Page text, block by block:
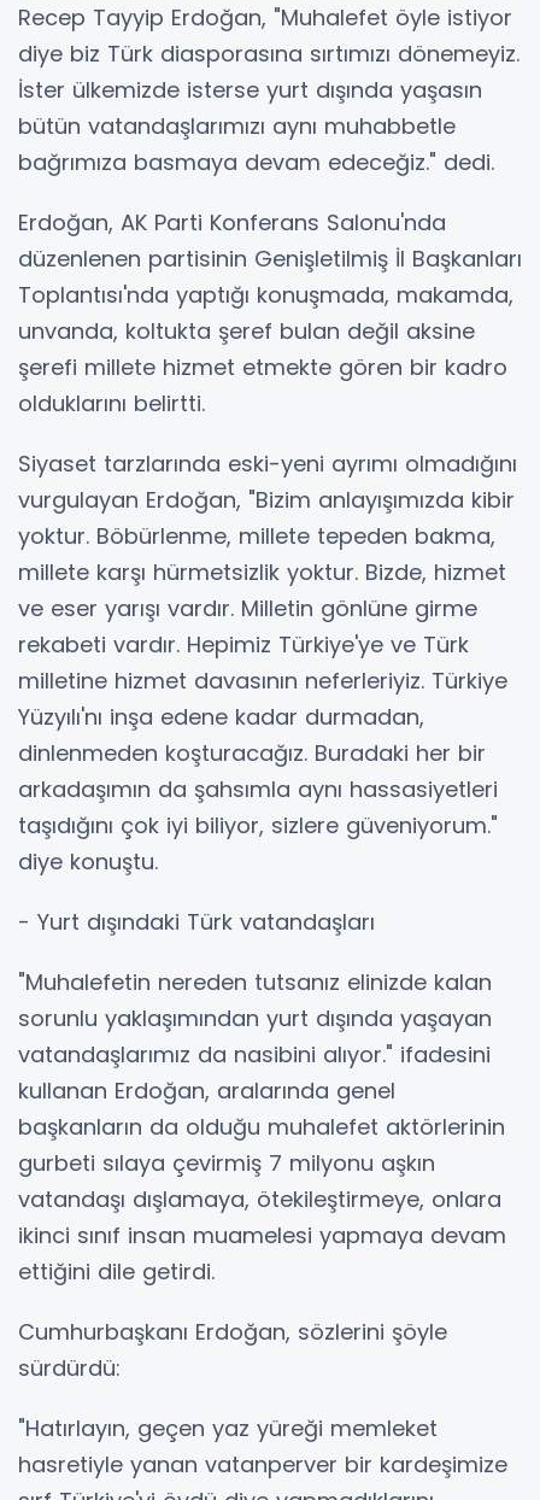
Recep Tayyip Erdoğan, "Muhalefet öyle istiyor
diye biz Türk diasporasına sırtımızı dönemeyiz.
İster ülkemizde isterse yurt dışında yaşasın
bütün vatandaşlarımızı aynı muhabbetle
bağrımıza basmaya devam edeceğiz." dedi.
Erdoğan, AK Parti Konferans Salonu'nda
düzenlenen partisinin Genişletilmiş İl Başkanları
Toplantısı'nda yaptığı konuşmada, makamda,
unvanda, koltukta şeref bulan değil aksine
şerefi millete hizmet etmekte gören bir kadro
olduklarını belirtti.
Siyaset tarzlarında eski-yeni ayrımı olmadığını
vurgulayan Erdoğan, "Bizim anlayışımızda kibir
yoktur. Böbürlenme, millete tepeden bakma,
millete karşı hürmetsizlik yoktur. Bizde, hizmet
ve eser yarışı vardır. Milletin gönlüne girme
rekabeti vardır. Hepimiz Türkiye'ye ve Türk
milletine hizmet davasının neferleriyiz. Türkiye
Yüzyılı'nı inşa edene kadar durmadan,
dinlenmeden koşturacağız. Buradaki her bir
arkadaşımın da şahsımla aynı hassasiyetleri
taşıdığını çok iyi biliyor, sizlere güveniyorum."
diye konuştu.
- Yurt dışındaki Türk vatandaşları
"Muhalefetin nereden tutsanız elinizde kalan
sorunlu yaklaşımından yurt dışında yaşayan
vatandaşlarımız da nasibini alıyor." ifadesini
kullanan Erdoğan, aralarında genel
başkanların da olduğu muhalefet aktörlerinin
gurbeti sılaya çevirmiş 7 milyonu aşkın
vatandaşı dışlamaya, ötekileştirmeye, onlara
ikinci sınıf insan muamelesi yapmaya devam
ettiğini dile getirdi.
Cumhurbaşkanı Erdoğan, sözlerini şöyle
sürdürdü:
"Hatırlayın, geçen yaz yüreği memleket
hasretiyle yanan vatanperver bir kardeşimize